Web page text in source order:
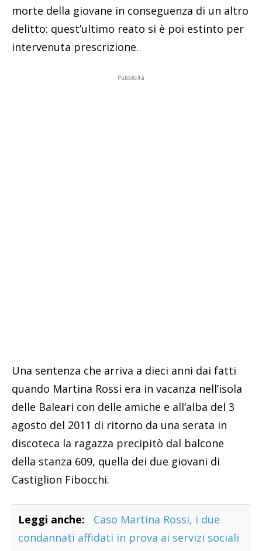
morte della giovane in conseguenza di un altro
delitto: quest’ultimo reato si è poi estinto per
intervenuta prescrizione.
Pubblicità
Una sentenza che arriva a dieci anni dai fatti
quando Martina Rossi era in vacanza nell’isola
delle Baleari con delle amiche e all’alba del 3
agosto del 2011 di ritorno da una serata in
discoteca la ragazza precipitò dal balcone
della stanza 609, quella dei due giovani di
Castiglion Fibocchi.
Leggi anche:
Caso Martina Rossi, i due
condannati affidati in prova ai servizi sociali